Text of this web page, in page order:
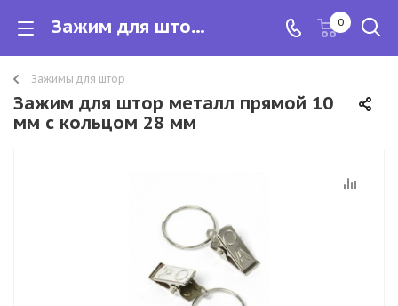
Зажим для штор металл прямой 10 мм с кольцом 28 мм 0
Зажимы для штор
Зажим для штор металл прямой 10
мм с кольцом 28 мм